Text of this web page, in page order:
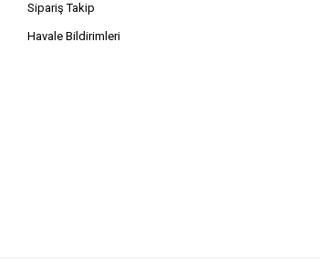
Sipariş Takip
Havale Bildirimleri